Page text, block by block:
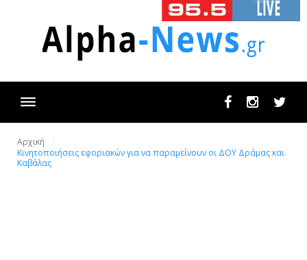
FacebookInstagram
Αρχική
Κινητοποιήσεις εφοριακών για να παραμείνουν οι ΔΟΥ Δράμας και
Καβάλας